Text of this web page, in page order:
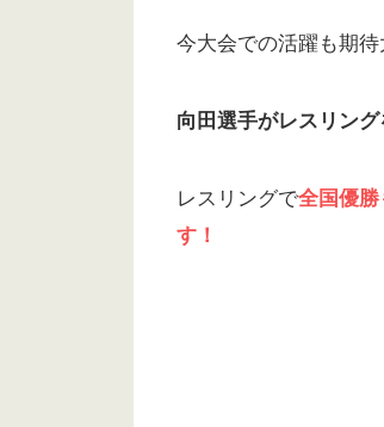
今大会での活躍も期待
向田選手がレスリン
レスリングで全国優
す！